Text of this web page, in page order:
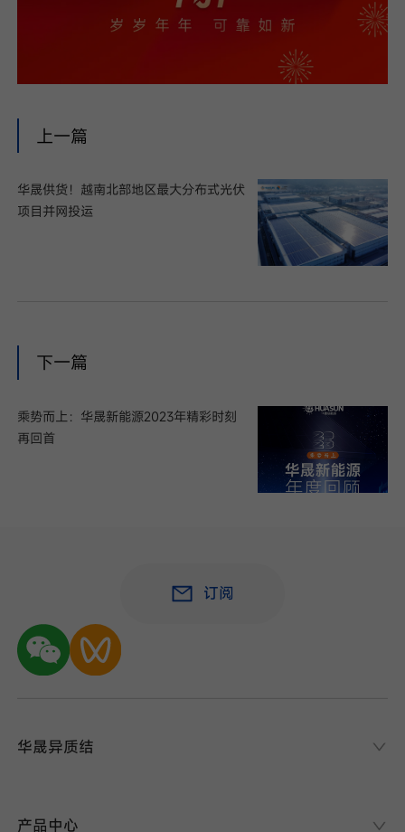
上一篇
华晟供货！越南北部地区最大分布式光伏
项目并网投运
下一篇
乘势而上：华晟新能源2023年精彩时刻
再回首
订阅
华晟异质结
产品中心